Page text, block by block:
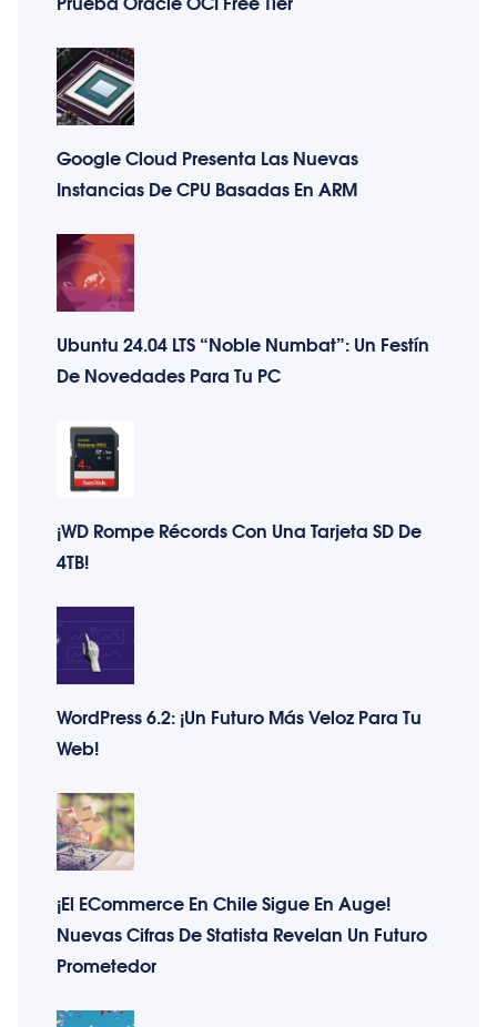
Google Cloud Presenta Las Nuevas
Instancias De CPU Basadas En ARM
Ubuntu 24.04 LTS “Noble Numbat”: Un Festín
De Novedades Para Tu PC
¡WD Rompe Récords Con Una Tarjeta SD De
4TB!
WordPress 6.2: ¡Un Futuro Más Veloz Para Tu
Web!
¡El ECommerce En Chile Sigue En Auge!
Nuevas Cifras De Statista Revelan Un Futuro
Prometedor